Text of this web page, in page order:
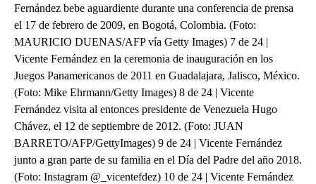
Fernández bebe aguardiente durante una conferencia de prensa
el 17 de febrero de 2009, en Bogotá, Colombia. (Foto:
MAURICIO DUENAS/AFP vía Getty Images) 7 de 24 |
Vicente Fernández en la ceremonia de inauguración en los
Juegos Panamericanos de 2011 en Guadalajara, Jalisco, México.
(Foto: Mike Ehrmann/Getty Images) 8 de 24 | Vicente
Fernández visita al entonces presidente de Venezuela Hugo
Chávez, el 12 de septiembre de 2012. (Foto: JUAN
BARRETO/AFP/GettyImages) 9 de 24 | Vicente Fernández
junto a gran parte de su familia en el Día del Padre del año 2018.
(Foto: Instagram @_vicentefdez) 10 de 24 | Vicente Fernández